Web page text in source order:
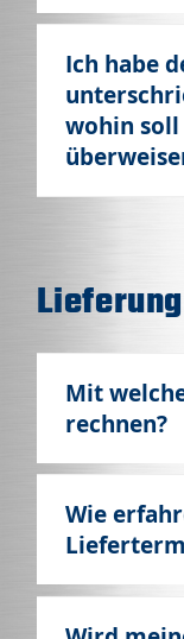
Ich habe
wohin soll
Mit
rechnen?
Wie